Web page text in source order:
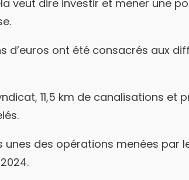
veut dire investir et mener une
d’euros ont été consacrés aux
11,5 km de canalisations et
unes des opérations menées par